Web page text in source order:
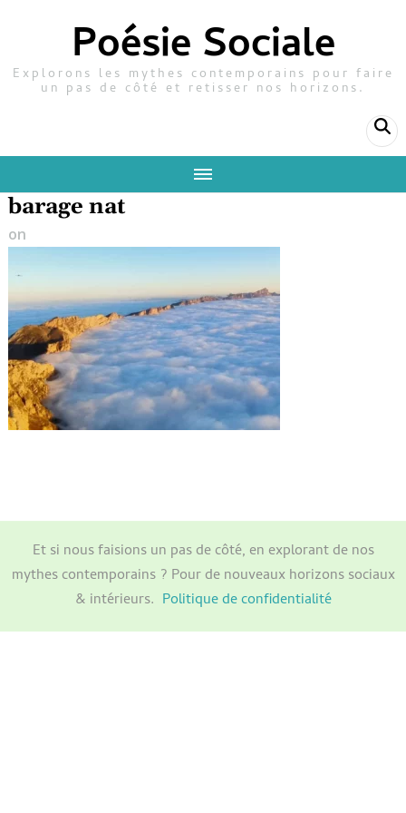
Poésie Sociale
Explorons les mythes contemporains pour faire
un pas de côté et retisser nos horizons.
barage nat
on
Et si nous faisions un pas de côté, en explorant de nos
mythes contemporains ? Pour de nouveaux horizons sociaux
& intérieurs. Politique de confidentialité